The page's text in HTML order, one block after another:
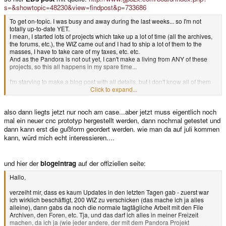
s=&showtopic=48230&view=findpost&p=733686
To get on-topic. I was busy and away during the last weeks... so I'm not
totally up-to-date YET.
I mean, I started lots of projects which take up a lot of time (all the archives,
the forums, etc.), the WIZ came out and I had to ship a lot of them to the
masses, I have to take care of my taxes, etc. etc.
And as the Pandora is not out yet, I can't make a living from ANY of these
projects, so this all happens in my spare time...
I'm starving to make a blog post with all details, but I don't know all of them
I know craig and Michael are dead busy since a while, I haven't even been
definately working hard finishing everything up.
That's the reason I didn't do a blog post now - there would be some
speculation and I don't want any speculations on the blog
However, as you're all waiting for news, here's some stuff I know:
start soon.
I do know for sure that there were some minor changes to the keymat (so
that keys feel better, etc.) and the new model data has been submitted to the
remember some misaligned keys) weeks ago, so this is also fine.
Boards: OK
Keymats: OK
Click to expand...
also dann liegts jetzt nur noch am case...aber jetzt muss eigentlich noch
mal ein neuer cnc prototyp hergestellt werden, dann nochmal getestet und
dann kann erst die gußform geordert werden. wie man da auf juli kommen
kann, würd mich echt interessieren....
und hier derblogeintrag auf der offiziellen seite:
Hallo,
verzeiht mir, dass es kaum Updates in den letzten Tagen gab - zuerst war
ich wirklich beschäftigt, 200 WIZ zu verschicken (das mache ich ja alles
alleine), dann gabs da noch die normale tagtägliche Arbeit mit den File
Archiven, den Foren, etc. Tja, und das darf ich alles in meiner Freizeit
machen, da ich ja (wie jeder andere, der mit dem Pandora Projekt